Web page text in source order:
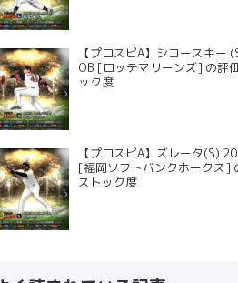
【プロスピA】シコースキー
OB [ロッテマリーンズ] の評
ック度
【プロスピA】ズレータ(S)
[福岡ソフトバンクホークス]
ストック度